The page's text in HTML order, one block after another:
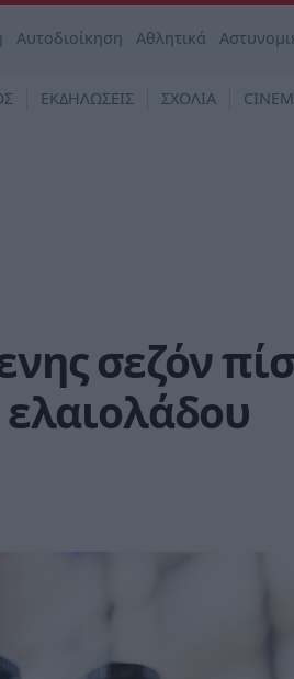
Αυτοδιοίκηση Αθλητικά
ΕΚΔΗΛΩΣΕΙΣ ΣΧΟΛΙΑ
σεζόν